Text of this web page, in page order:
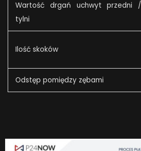
Wartość drgań uchwyt przedni /
tylni
Ilość skoków
Odstęp pomiędzy zębami